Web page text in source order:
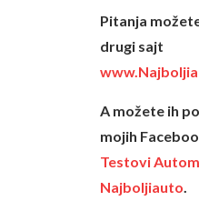
Pitanja
drugi sajt
A možete ih
mojih
Testovi
Najboljiauto.